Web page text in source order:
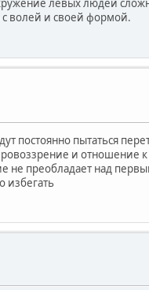
левых людей
с волей и своей формой.
постоянно пытаться
и отношение
не преобладает над
избегать